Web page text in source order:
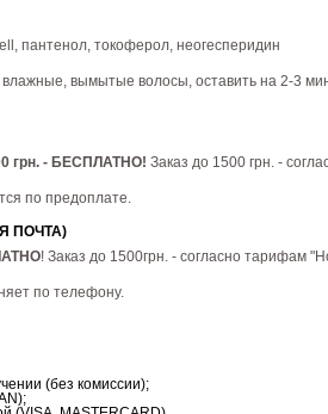
пантенол, токоферол, неогесперидин
вымытые волосы, оставить на 2-3
грн. - БЕСПЛАТНО! Заказ до 1500 грн. -
по предоплате.
ПОЧТА)
! Заказ до 1500грн. - согласно тарифам
по телефону.
(без комиссии);